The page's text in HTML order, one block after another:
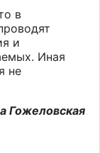
в
и
Иная
не
Гожеловская